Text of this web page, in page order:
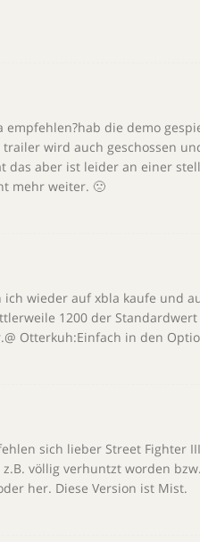
die demo
wird auch geschossen
das aber ist leider an einer
mehr weiter. 🙁
wieder auf xbla kaufe und
1200 der
Otterkuh:Einfach in den
sich lieber Street Fighter
völlig verhuntzt worden bzw.
her. Diese Version ist Mist.